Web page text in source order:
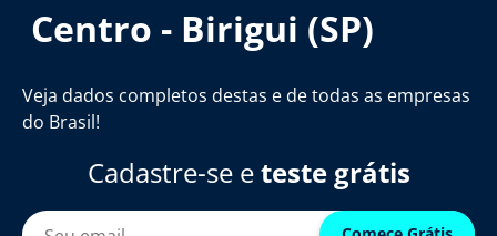
Centro - Birigui (SP)
Veja dados completos destas e de todas as empresas
do Brasil!
Cadastre-se eteste grátis